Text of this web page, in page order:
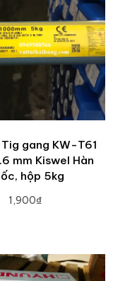
gang KW-T61
mm Kiswel Hàn
hộp 5kg
1,900₫